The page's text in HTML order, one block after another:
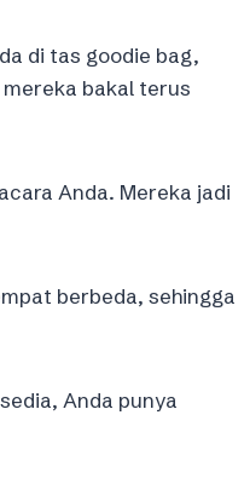
di tas goodie bag,
bakal terus
Anda. Mereka jadi
berbeda, sehingga
Anda punya